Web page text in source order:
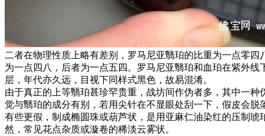
二者在物理性质上略有差别，罗马尼亚翳珀的比重为一点零
为一点四八，后者为一点五四。罗马尼亚翳珀和血珀在紫外
层，年代亦久远，目视下同样式黑色，故易混淆。
由于真正的上等翳珀甚珍罕贵重，战坊间作伪者多，其中一
觉与翳珀的成分有别，若用尖针在不显眼处刮一下，假皮会脱
有些更假，制成椭圆珠或葫芦状，是用亚麻仁油染红的压制
然，常见花点杂质或漩卷的稀淡云雾状。